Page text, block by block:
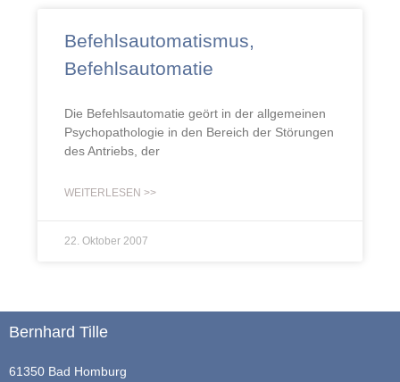
Befehlsautomatismus,
Befehlsautomatie
Die Befehlsautomatie geört in der allgemeinen
Psychopathologie in den Bereich der Störungen
des Antriebs, der
WEITERLESEN >>
22. Oktober 2007
Bernhard Tille
61350 Bad Homburg